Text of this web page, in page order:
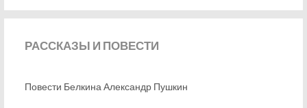
РАССКАЗЫ И ПОВЕСТИ
Повести Белкина Александр Пушкин